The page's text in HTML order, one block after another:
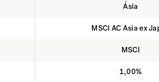
Ásia
MSCI AC Asia ex
MSCI
1,00%